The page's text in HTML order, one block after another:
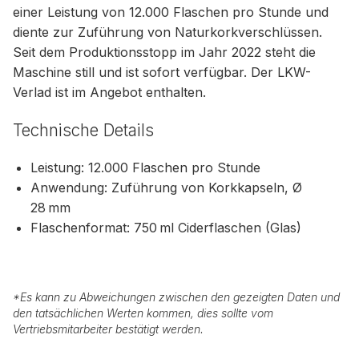
einer Leistung von 12.000 Flaschen pro Stunde und
diente zur Zuführung von Naturkorkverschlüssen.
Seit dem Produktionsstopp im Jahr 2022 steht die
Maschine still und ist sofort verfügbar. Der LKW-
Verlad ist im Angebot enthalten.
Technische Details
Leistung: 12.000 Flaschen pro Stunde
Anwendung: Zuführung von Korkkapseln, Ø
28 mm
Flaschenformat: 750 ml Ciderflaschen (Glas)
*Es kann zu Abweichungen zwischen den gezeigten Daten und
den tatsächlichen Werten kommen, dies sollte vom
Vertriebsmitarbeiter bestätigt werden.